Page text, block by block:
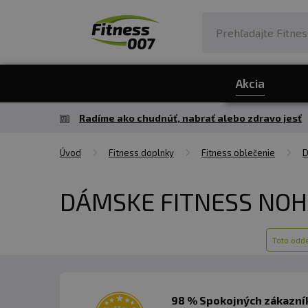
Akcia
Radíme ako chudnúť, nabrať alebo zdravo jesť
Úvod Fitness doplnky Fitness oblečenie
DÁMSKE FITNESS
Toto
98 % Spokojných